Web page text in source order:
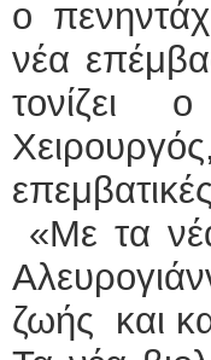
ο
νέα
τονίζει
«Με τα
ζωής και